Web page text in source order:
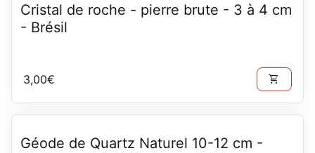
Cristal de roche - pierre brute - 3 à 4 cm
- Brésil
Prix normal
3,00€ shopping_cart
Géode de Quartz Naturel 10-12 cm -